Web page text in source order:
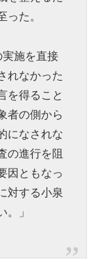
った。
施を直接
れなかった
を得ること
者の側から
になされな
の進行を阻
因ともなっ
対する小泉
。」